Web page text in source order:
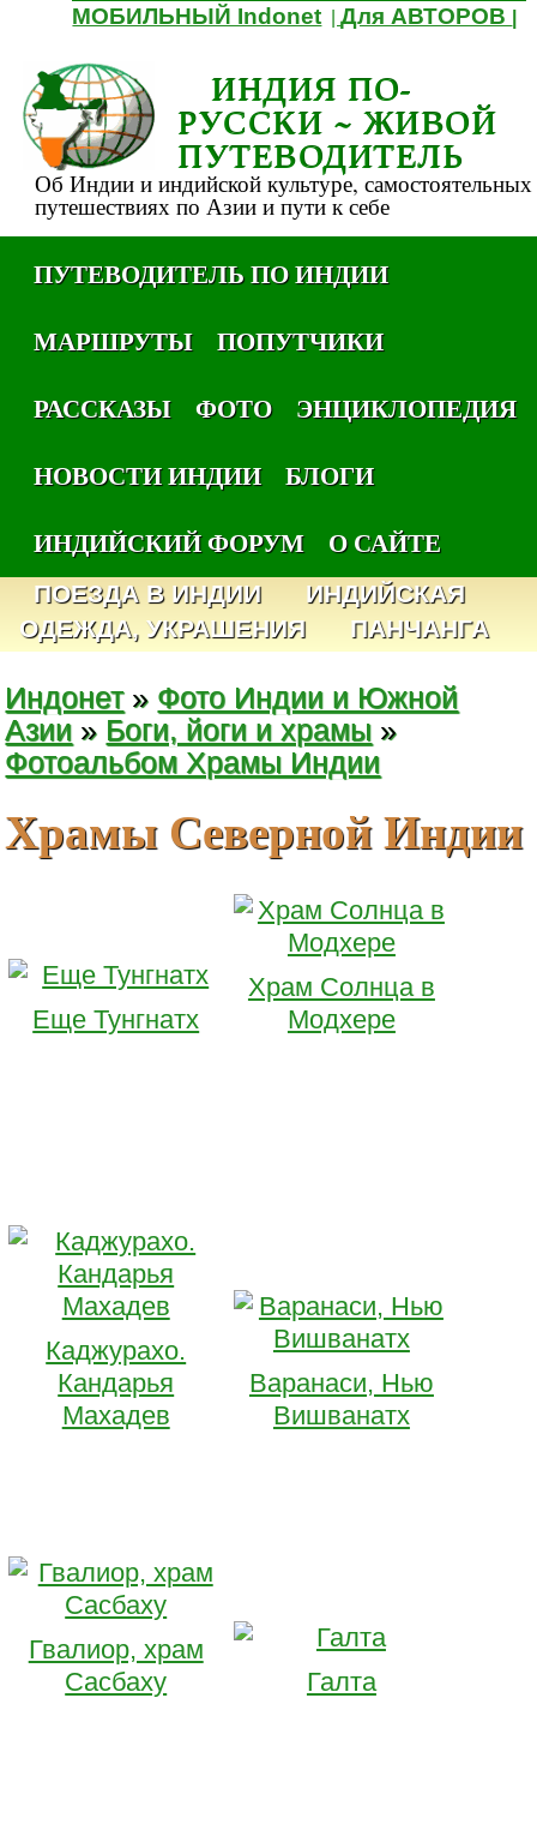
МОБИЛЬНЫЙ Indonet |Для АВТОРОВ
ИНДИЯ ПО-
РУССКИ ~ ЖИВОЙ
ПУТЕВОДИТЕЛЬ
Об Индии и индийской культуре, самостоятельных
путешествиях по Азии и пути к себе
ПУТЕВОДИТЕЛЬ ПО ИНДИИ
МАРШРУТЫ
ПОПУТЧИКИ
РАССКАЗЫ
ФОТО
ЭНЦИКЛОПЕДИЯ
НОВОСТИ ИНДИИ
БЛОГИ
ИНДИЙСКИЙ ФОРУМ
О САЙТЕ
ПОЕЗДА В ИНДИИ
ИНДИЙСКАЯ
ОДЕЖДА, УКРАШЕНИЯ
ПАНЧАНГА
Индонет» Фото Индии и Южной
Азии » Боги, йоги и храмы »
Фотоальбом Храмы Индии
Храмы Северной Индии
Еще Тунгнатх
Храм Солнца в
Модхере
Каджурахо.
Кандарья
Махадев
Варанаси, Нью
Вишванатх
Гвалиор, храм
Сасбаху
Галта